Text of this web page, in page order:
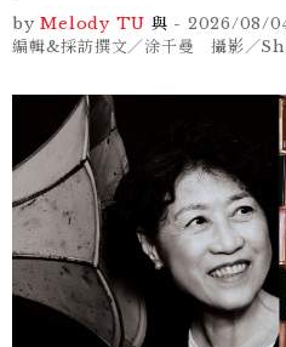
by Melody TU 與 - 2026/08/
編輯&採訪撰文／涂千曼 攝影／